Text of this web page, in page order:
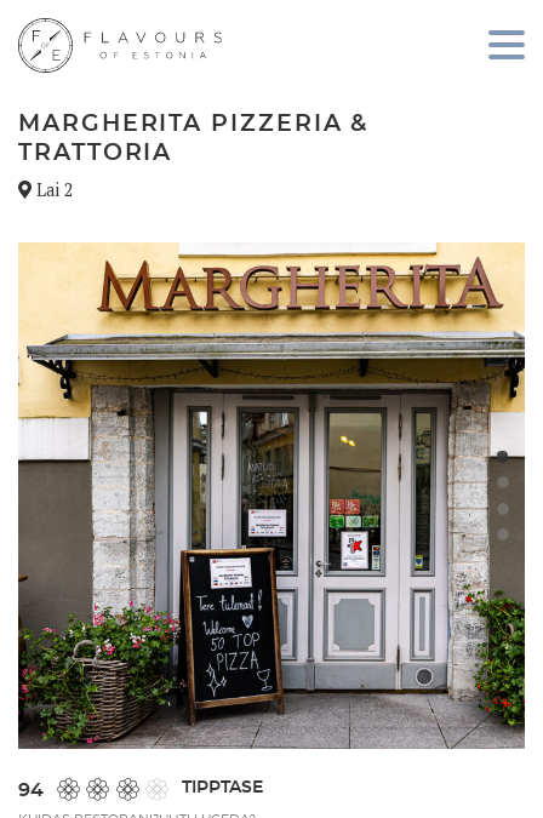
MARGHERITA PIZZERIA &
TRATTORIA
Lai 2
94
TIPPTASE